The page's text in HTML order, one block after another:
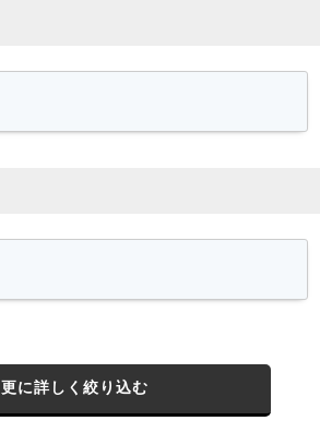
更に詳しく絞り込む